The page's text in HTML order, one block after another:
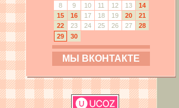
8
9 10 11 12 13
14
15
16 17 18 19 20
21
22
23 24 25 26 27
28
29
30
МЫ ВКОНТАКТЕ